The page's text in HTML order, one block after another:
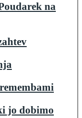
na
jo dobimo